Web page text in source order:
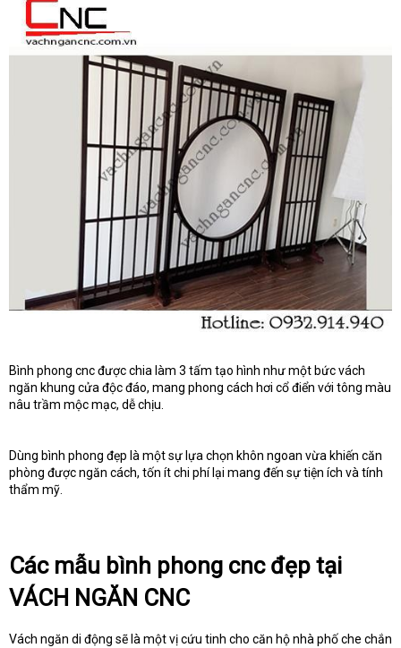
Bình phong cnc được chia làm 3 tấm tạo hình như một bức vách
ngăn khung cửa độc đáo, mang phong cách hơi cổ điển với tông màu
nâu trầm mộc mạc, dễ chịu.
Dùng bình phong đẹp là một sự lựa chọn khôn ngoan vừa khiến căn
phòng được ngăn cách, tốn ít chi phí lại mang đến sự tiện ích và tính
thẩm mỹ.
Các mẫu bình phong cnc đẹp tại
VÁCH NGĂN CNC
Vách ngăn di động sẽ là một vị cứu tinh cho căn hộ nhà phố che chắn